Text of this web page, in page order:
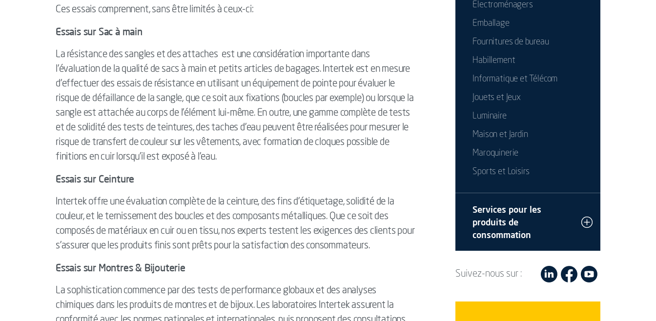
Ces essais comprennent, sans être limités à ceux-ci:
Essais sur Sac à main
La résistance des sangles et des attaches est une considération importante dans
l'évaluation de la qualité de sacs à main et petits articles de bagages. Intertek est en mesure
d'effectuer des essais de résistance en utilisant un équipement de pointe pour évaluer le
risque de défaillance de la sangle, que ce soit aux fixations (boucles par exemple) ou lorsque la
sangle est attachée au corps de l'élément lui-même. En outre, une gamme complète de tests
et de solidité des tests de teintures, des taches d'eau peuvent être réalisées pour mesurer le
risque de transfert de couleur sur les vêtements, avec formation de cloques possible de
finitions en cuir lorsqu'il est exposé à l'eau.
Essais sur Ceinture
Intertek offre une évaluation complète de la ceinture, des fins d'étiquetage, solidité de la
couleur, et le ternissement des boucles et des composants métalliques. Que ce soit des
composés de matériaux en cuir ou en tissu, nos experts testent les exigences des clients pour
s'assurer que les produits finis sont prêts pour la satisfaction des consommateurs.
Essais sur Montres & Bijouterie
La sophistication commence par des tests de performance globaux et des analyses
chimiques dans les produits de montres et de bijoux. Les laboratoires Intertek assurent la
Electroménagers
Emballage
Fournitures de bureau
Habillement
Informatique et Télécom
Jouets et Jeux
Luminaire
Maison et Jardin
Maroquinerie
Sports et Loisirs
Services pour les
produits de
consommation
Suivez-nous sur :